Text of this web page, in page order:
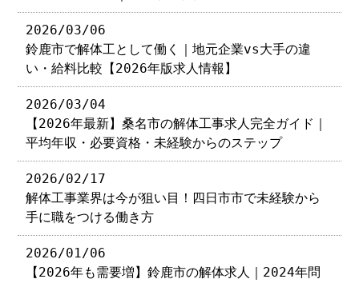
2026/03/06
鈴鹿市で解体工として働く｜地元企業vs大手の違
い・給料比較【2026年版求人情報】
2026/03/04
【2026年最新】桑名市の解体工事求人完全ガイド｜
平均年収・必要資格・未経験からのステップ
2026/02/17
解体工事業界は今が狙い目！四日市市で未経験から
手に職をつける働き方
2026/01/06
【2026年も需要増】鈴鹿市の解体求人｜2024年問